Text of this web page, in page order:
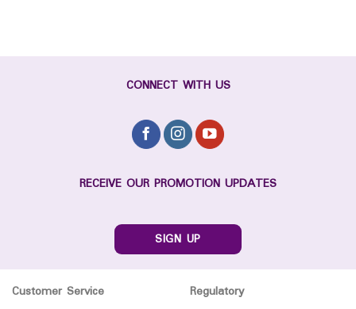
CONNECT WITH US
RECEIVE OUR PROMOTION UPDATES
SIGN UP
Customer Service
Regulatory